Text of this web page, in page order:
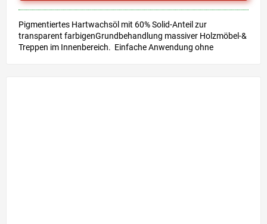
Pigmentiertes Hartwachsöl mit 60% Solid-Anteil zur
transparent farbigenGrundbehandlung massiver Holzmöbel-&
Treppen im Innenbereich. Einfache Anwendung ohne